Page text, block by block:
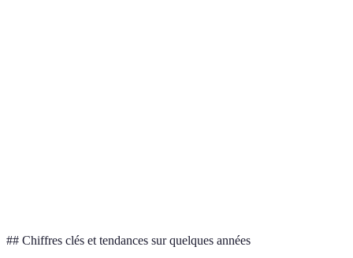
## Chiffres clés et tendances sur quelques années